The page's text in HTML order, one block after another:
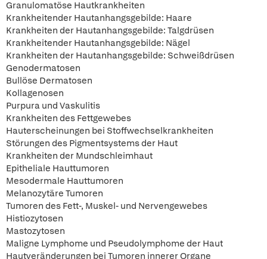
Granulomatöse Hautkrankheiten
Krankheitender Hautanhangsgebilde: Haare
Krankheiten der Hautanhangsgebilde: Talgdrüsen
Krankheitender Hautanhangsgebilde: Nägel
Krankheiten der Hautanhangsgebilde: Schweißdrüsen
Genodermatosen
Bullöse Dermatosen
Kollagenosen
Purpura und Vaskulitis
Krankheiten des Fettgewebes
Hauterscheinungen bei Stoffwechselkrankheiten
Störungen des Pigmentsystems der Haut
Krankheiten der Mundschleimhaut
Epitheliale Hauttumoren
Mesodermale Hauttumoren
Melanozytäre Tumoren
Tumoren des Fett-, Muskel- und Nervengewebes
Histiozytosen
Mastozytosen
Maligne Lymphome und Pseudolymphome der Haut
Hautveränderungen bei Tumoren innerer Organe